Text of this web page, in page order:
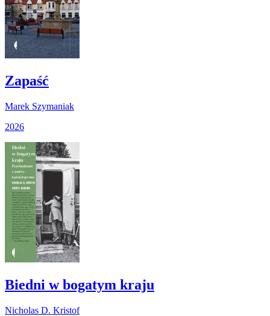
Zapaść
Marek Szymaniak
2026
Biedni w bogatym kraju
Nicholas D. Kristof